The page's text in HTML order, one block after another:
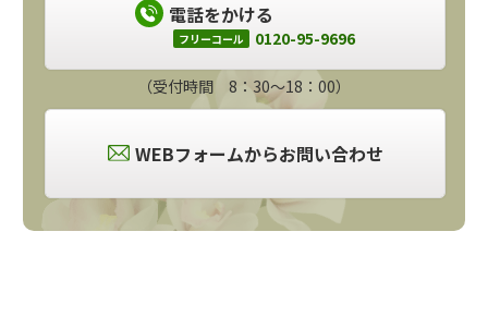
電話をかける
フリーコール 0120-95-9696
（受付時間 8：30～18：00）
WEBフォームからお問い合わせ